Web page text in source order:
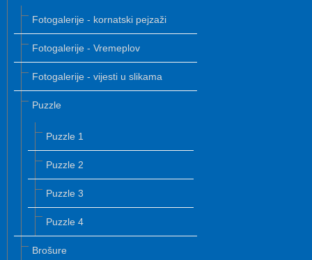
Fotogalerije - kornatski pejzaži
Fotogalerije - Vremeplov
Fotogalerije - vijesti u slikama
Puzzle
Puzzle 1
Puzzle 2
Puzzle 3
Puzzle 4
Brošure